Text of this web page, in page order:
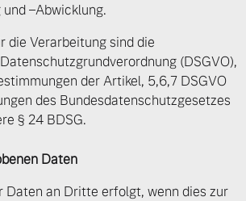
–Abwicklung.
die Verarbeitung sind die
(DSGVO),
der Artikel, 5,6,7 DSGVO
des Bundesdatenschutzgesetzes
§ 24 BDSG.
Daten
Daten an Dritte erfolgt, wenn dies zur